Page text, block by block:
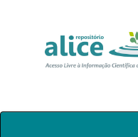
Skip